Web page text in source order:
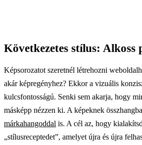
Következetes stílus: Alkoss
Képsorozatot szeretnél létrehozni
akár képregényhez? Ekkor a vizuális
kulcsfontosságú. Senki sem akarja, hogy
másképp nézzen ki. A képeknek
márkahangoddal is. A cél az, hogy
„stílusreceptedet”, amelyet újra és újra